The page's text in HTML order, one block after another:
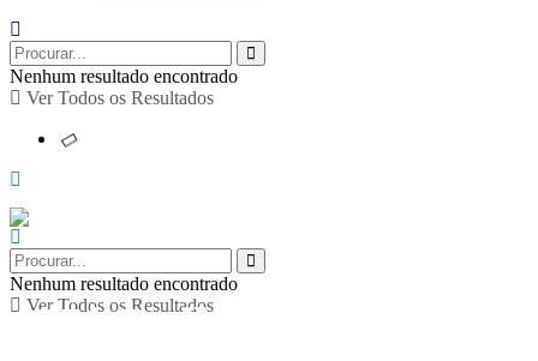
Nenhum resultado encontrado
Ver Todos os Resultados
Nenhum resultado encontrado
Ver Todos os Resultados
“Há Baile na Aldeia”